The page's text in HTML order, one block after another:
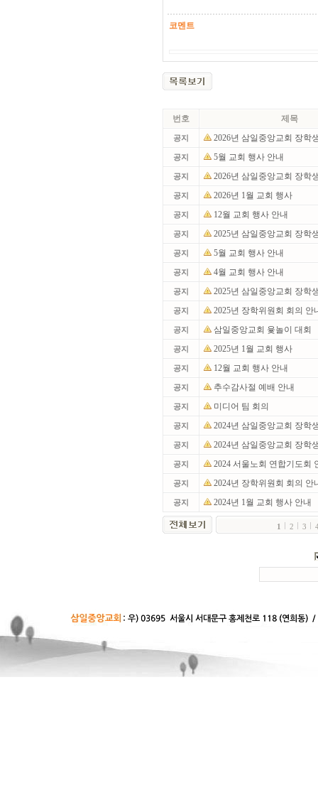
코멘트
번호 제목
공지 2026년 삼일중앙교회 장학
공지 5월 교회 행사 안내
공지 2026년 삼일중앙교회 장학
공지 2026년 1월 교회 행사
공지 12월 교회 행사 안내
공지 2025년 삼일중앙교회 장학
공지 5월 교회 행사 안내
공지 4월 교회 행사 안내
공지 2025년 삼일중앙교회 장학
공지 2025년 장학위원회 회의 안
공지 삼일중앙교회 윷놀이 대회
공지 2025년 1월 교회 행사
공지 12월 교회 행사 안내
공지 추수감사절 예배 안내
공지 미디어 팀 회의
공지 2024년 삼일중앙교회 장학
공지 2024년 삼일중앙교회 장학
공지 2024 서울노회 연합기도회
공지 2024년 장학위원회 회의 안
공지 2024년 1월 교회 행사 안내
1 2 3